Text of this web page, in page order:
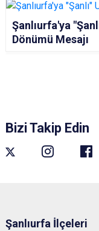
Şanlıurfa'ya
Dönümü Mesajı
Bizi Takip Edin
Şanlıurfa İlçeleri